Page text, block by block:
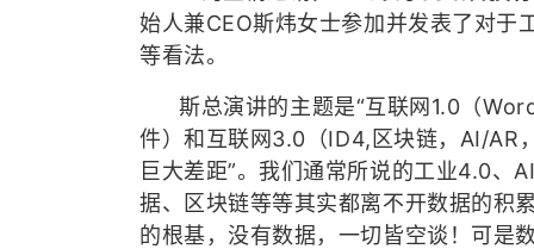
始人兼CEO斯炜女士参加并发表了对于
等看法。
斯总演讲的主题是“互联网1.0（
件）和互联网3.0（ID4,区块链，AI/AR
巨大差距”。我们通常所说的工业4.0、
据、区块链等等其实都离不开数据的积
的根基，没有数据，一切皆空谈！可是